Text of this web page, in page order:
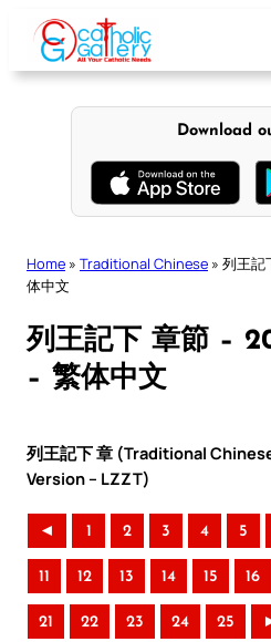
content
Download
Home » Traditional Chinese » 列王記
体中文
列王記下 章節 –
– 繁体中文
列王記下 章 (Traditional
Version – LZZT)
◄ 1 2 3 4 5
11 12 13 14 15 16
21 22 23 24 25